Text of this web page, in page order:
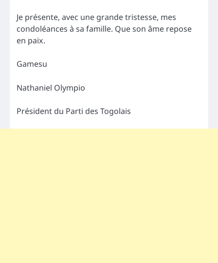
Je présente, avec une grande tristesse, mes
condoléances à sa famille. Que son âme repose
en paix.
Gamesu
Nathaniel Olympio
Président du Parti des Togolais